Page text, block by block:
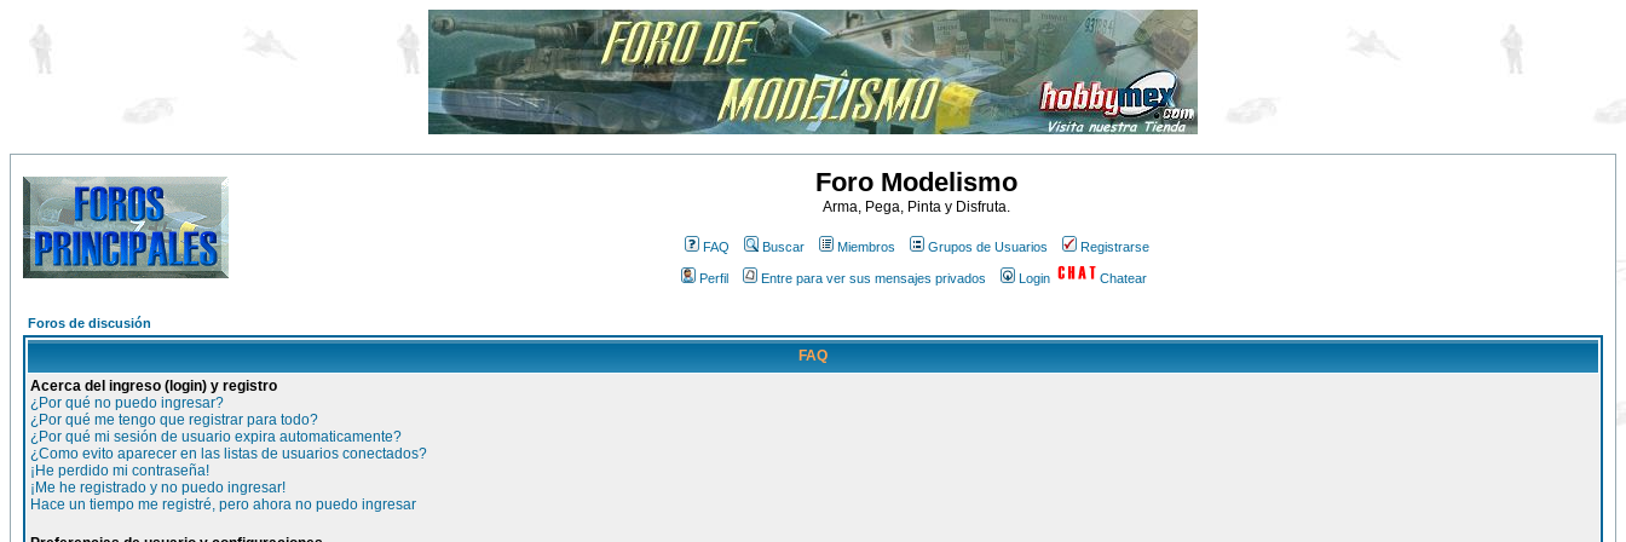
Foro Modelismo
Arma, Pega, Pinta y Disfruta.
FAQ Buscar Miembros Grupos de Usuarios Registrarse
Perfil Entre para ver sus mensajes privados Login Chatear
Foros de discusión
FAQ
Acerca del ingreso (login) y registro
¿Por qué no puedo ingresar?
¿Por qué me tengo que registrar para todo?
¿Por qué mi sesión de usuario expira automaticamente?
¿Como evito aparecer en las listas de usuarios conectados?
¡He perdido mi contraseña!
¡Me he registrado y no puedo ingresar!
Hace un tiempo me registré, pero ahora no puedo ingresar